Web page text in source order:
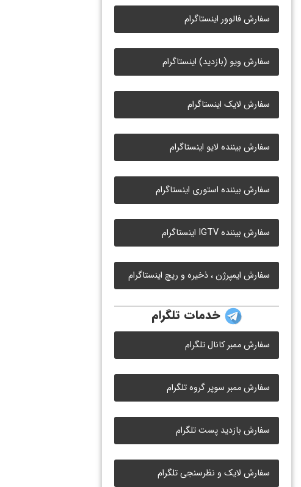
سفارش فالوور اینستاگرام
سفارش ویو (بازدید) اینستاگرام
سفارش لایک اینستاگرام
سفارش بیننده لایو اینستاگرام
سفارش بیننده استوری اینستاگرام
سفارش بیننده IGTV اینستاگرام
سفارش ایمپرژن ، ذخیره و ریچ اینستاگرام
خدمات تلگرام
سفارش ممبر کانال تلگرام
سفارش ممبر سوپر گروه تلگرام
سفارش بازدید پست تلگرام
سفارش لایک و نظرسنجی تلگرام